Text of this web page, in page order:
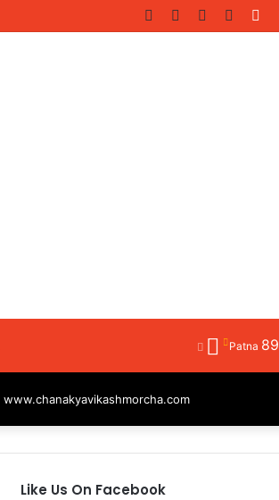
YouTube
Twitter
Facebook
Patna 89
www.chanakyavikashmorcha.com
Like Us On Facebook